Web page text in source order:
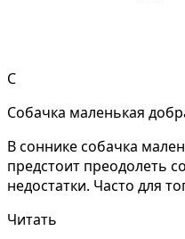
С
Собачка маленькая
В соннике собачка
предстоит преодолеть
недостатки. Часто для
Читать